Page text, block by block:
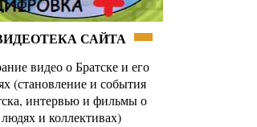
САЙТА
видео о Братске и его
(становление и события
интервью и фильмы о
людях и коллективах)